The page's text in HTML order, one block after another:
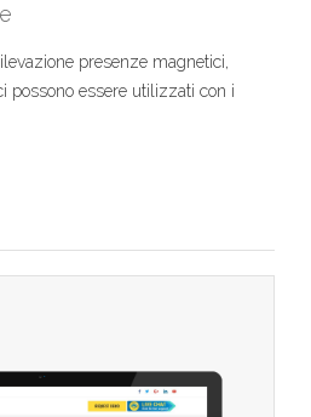
presenze magnetici,
possono essere utilizzati con i